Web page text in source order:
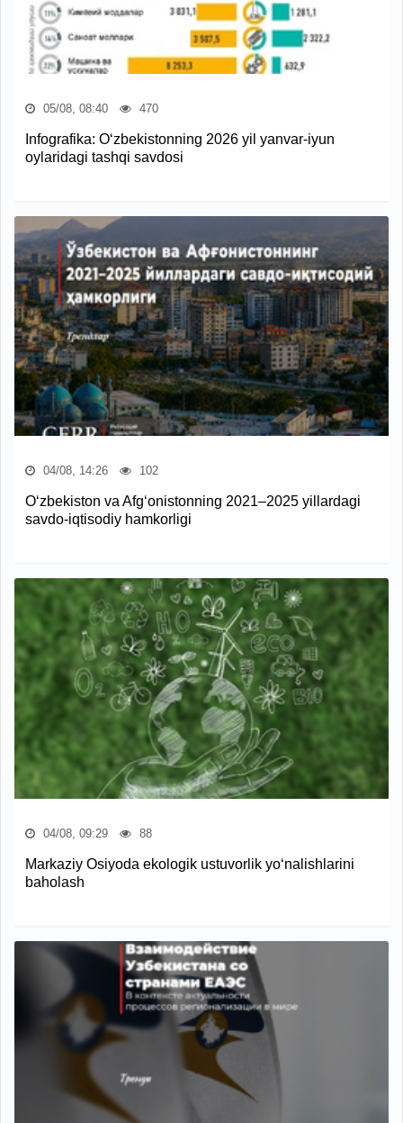
05/08, 08:40 470
Infografika: O‘zbekistonning 2026 yil yanvar-iyun
oylaridagi tashqi savdosi
04/08, 14:26 102
O‘zbekiston va Afg‘onistonning 2021–2025 yillardagi
savdo-iqtisodiy hamkorligi
04/08, 09:29 88
Markaziy Osiyoda ekologik ustuvorlik yo‘nalishlarini
baholash